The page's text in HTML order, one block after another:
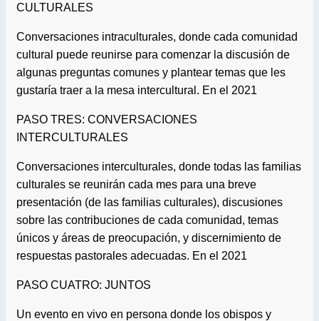
CULTURALES
Conversaciones intraculturales, donde cada comunidad
cultural puede reunirse para comenzar la discusión de
algunas preguntas comunes y plantear temas que les
gustaría traer a la mesa intercultural. En el 2021
PASO TRES: CONVERSACIONES
INTERCULTURALES
Conversaciones interculturales, donde todas las familias
culturales se reunirán cada mes para una breve
presentación (de las familias culturales), discusiones
sobre las contribuciones de cada comunidad, temas
únicos y áreas de preocupación, y discernimiento de
respuestas pastorales adecuadas. En el 2021
PASO CUATRO: JUNTOS
Un evento en vivo en persona donde los obispos y